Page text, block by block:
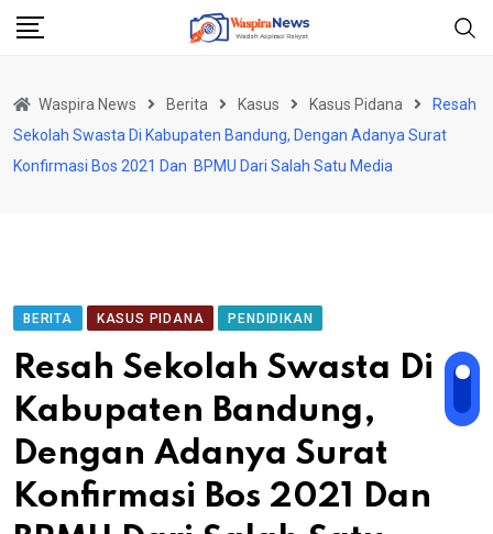
Skip
Waspira News Berita Kasus Kasus Pidana
Resah
Sekolah Swasta Di Kabupaten Bandung, Dengan Adanya Surat
Konfirmasi Bos 2021 Dan BPMU Dari Salah Satu Media
BERITA KASUS PIDANA PENDIDIKAN
Resah Sekolah Swasta Di
Kabupaten Bandung,
Dengan Adanya Surat
Konfirmasi Bos 2021 Dan